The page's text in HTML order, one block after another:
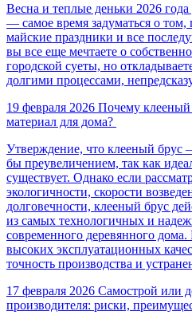
Весна и теплые деньки 2026
— самое время задуматься о
майские праздники и все
вы все еще мечтаете о
городской суеты, но
долгими процессами,
19 февраля 2026 Почему клееный
материал для дома?
Утверждение, что клееный
бы преувеличением, так как
существует. Однако если
экологичности, скорости
долговечности, клееный брус
из самых технологичных и
современного деревянного дома.
высоких эксплуатационных
точность производства и
17 февраля 2026 Самострой или
производителя: риски,